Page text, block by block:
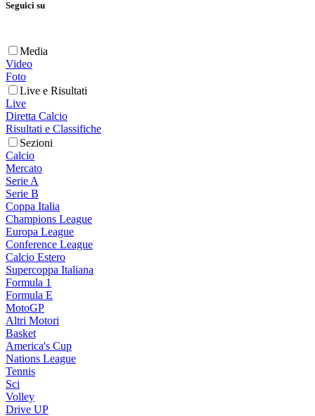
Seguici su
Media
Video
Foto
Live e Risultati
Live
Diretta Calcio
Risultati e Classifiche
Sezioni
Calcio
Mercato
Serie A
Serie B
Coppa Italia
Champions League
Europa League
Conference League
Calcio Estero
Supercoppa Italiana
Formula 1
Formula E
MotoGP
Altri Motori
Basket
America's Cup
Nations League
Tennis
Sci
Volley
Drive UP